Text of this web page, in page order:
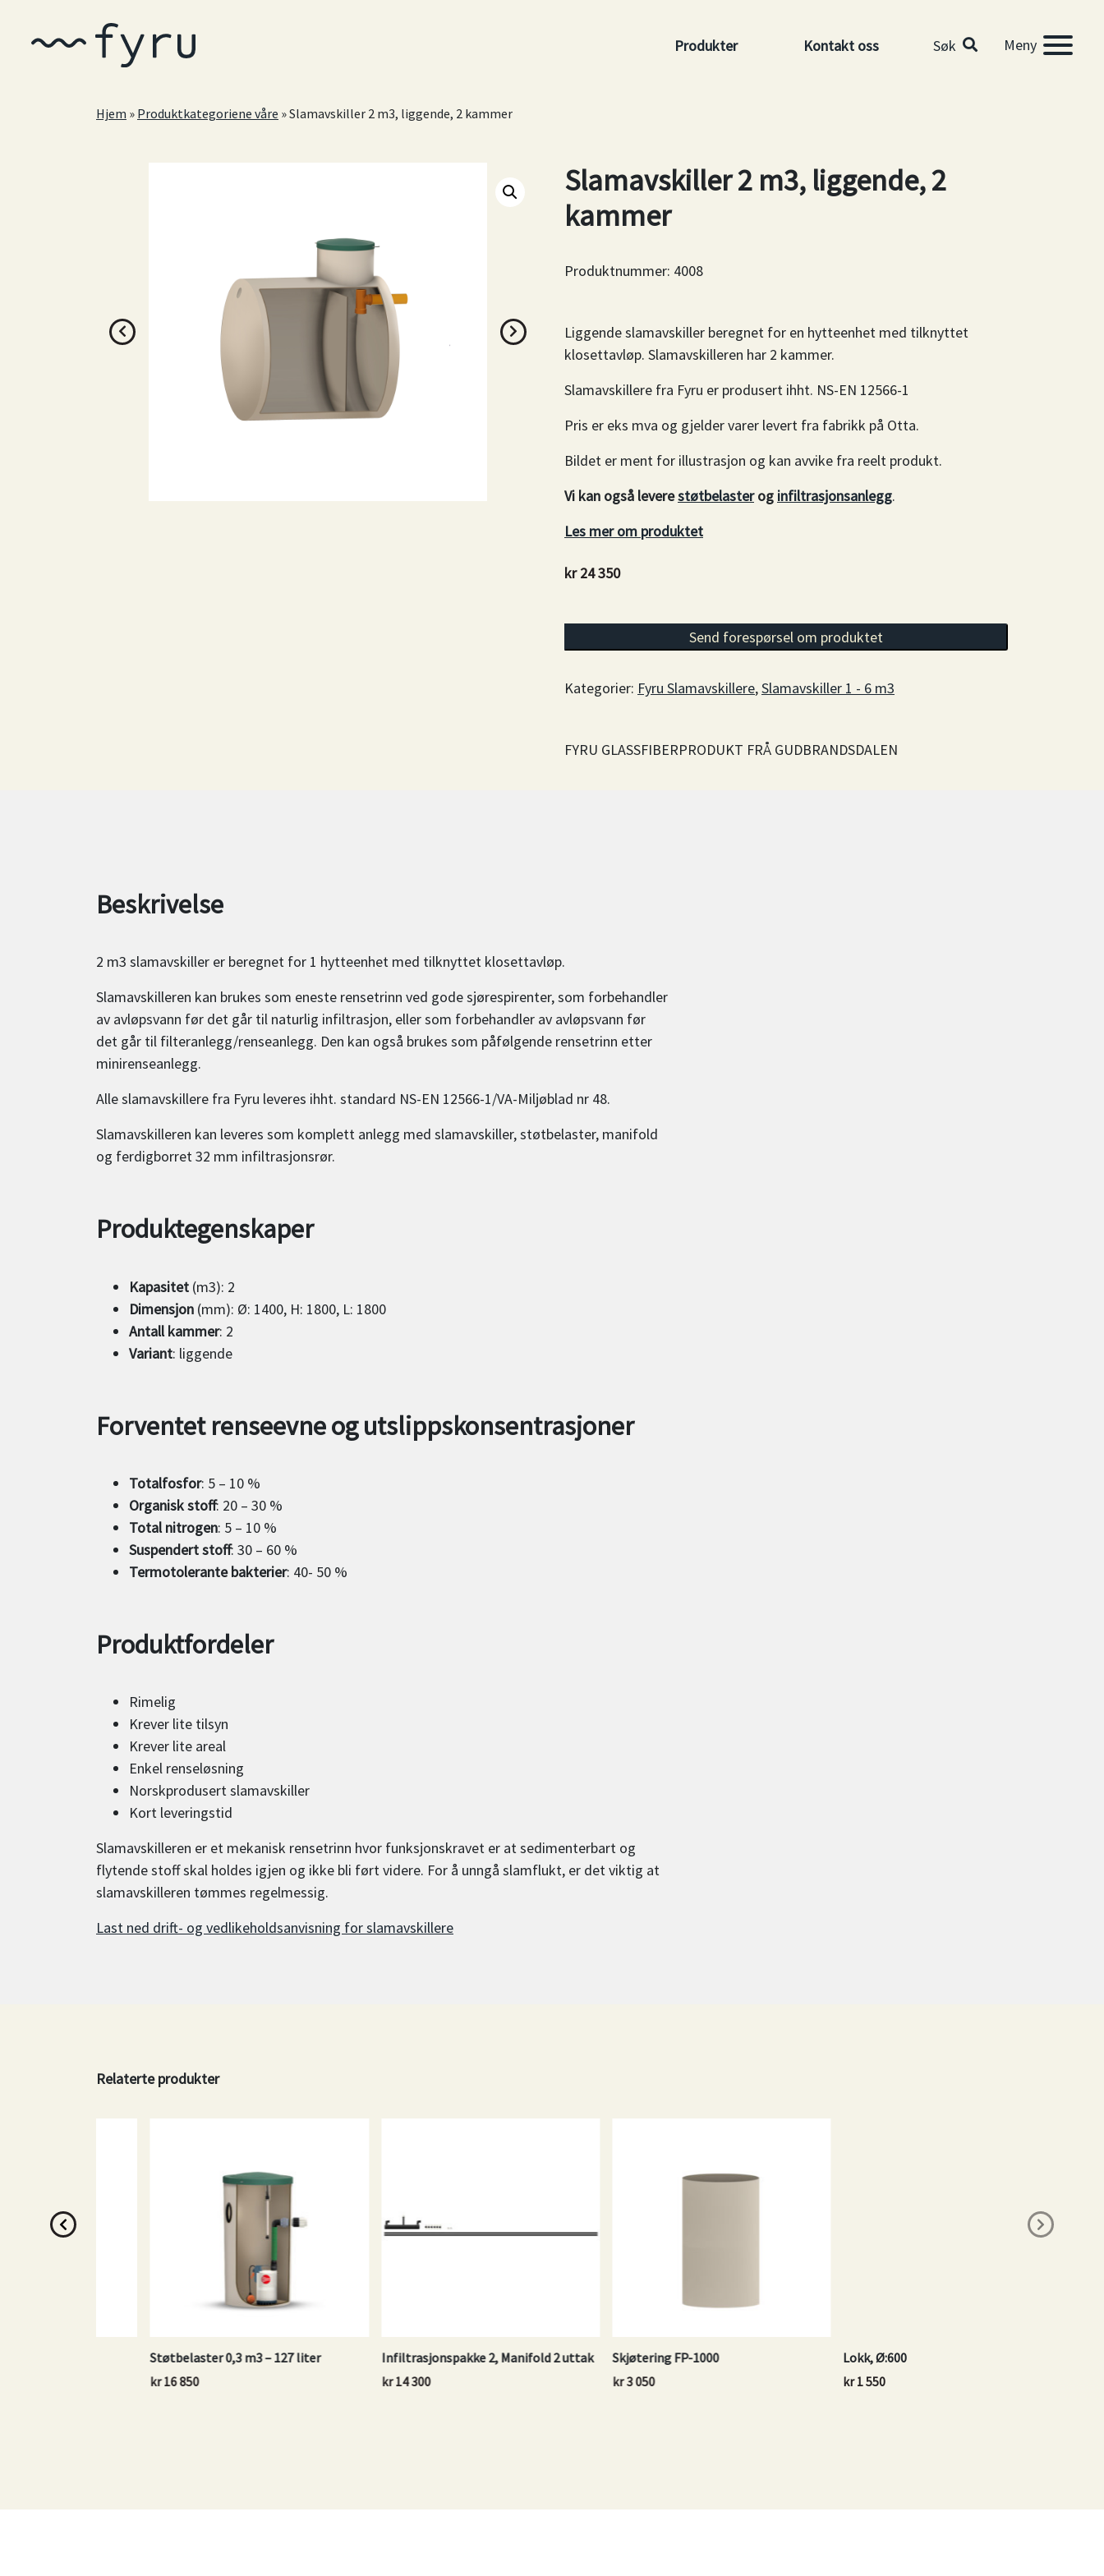
Produkter Kontakt oss Søk Meny
Hjem » Produktkategoriene våre »Slamavskiller 2 m3, liggende, 2 kammer
Slamavskiller 2 m3, liggende, 2
kammer
Produktnummer: 4008
Liggende slamavskiller beregnet for en hytteenhet med tilknyttet
klosettavløp. Slamavskilleren har 2 kammer.
Slamavskillere fra Fyru er produsert ihht. NS-EN 12566-1
Pris er eks mva og gjelder varer levert fra fabrikk på Otta.
Bildet er ment for illustrasjon og kan avvike fra reelt produkt.
Vi kan også leverestøtbelasterog infiltrasjonsanlegg.
Les mer om produktet
kr24 350
Slamavskiller 2 m3, liggende, 2 kammer antall
Send forespørsel om produktet
Kategorier: Fyru Slamavskillere,Slamavskiller 1 - 6 m3
FYRU GLASSFIBERPRODUKT FRÅ GUDBRANDSDALEN
Beskrivelse
2 m3 slamavskiller er beregnet for 1 hytteenhet med tilknyttet klosettavløp.
Slamavskilleren kan brukes som eneste rensetrinn ved gode sjørespirenter, som forbehandler
av avløpsvann før det går til naturlig infiltrasjon, eller som forbehandler av avløpsvann før
det går til filteranlegg/renseanlegg. Den kan også brukes som påfølgende rensetrinn etter
minirenseanlegg.
Alle slamavskillere fra Fyru leveres ihht. standard NS-EN 12566-1/VA-Miljøblad nr 48.
Slamavskilleren kan leveres som komplett anlegg med slamavskiller, støtbelaster, manifold
og ferdigborret 32 mm infiltrasjonsrør.
Produktegenskaper
Kapasitet (m3): 2
Dimensjon (mm): Ø: 1400, H: 1800, L: 1800
Antall kammer: 2
Variant: liggende
Forventet renseevne og utslippskonsentrasjoner
Totalfosfor: 5 – 10 %
Organisk stoff: 20 – 30 %
Total nitrogen: 5 – 10 %
Suspendert stoff: 30 – 60 %
Termotolerante bakterier: 40- 50 %
Produktfordeler
Rimelig
Krever lite tilsyn
Krever lite areal
Enkel renseløsning
Norskprodusert slamavskiller
Kort leveringstid
Slamavskilleren er et mekanisk rensetrinn hvor funksjonskravet er at sedimenterbart og
flytende stoff skal holdes igjen og ikke bli ført videre. For å unngå slamflukt, er det viktig at
slamavskilleren tømmes regelmessig.
Last ned drift- og vedlikeholdsanvisning for slamavskillere
Relaterte produkter
Støtbelaster 0,3 m3 – 127 liter Infiltrasjonspakke 2, Manifold 2 uttak Skjøtering FP-1000 Lokk, Ø:600